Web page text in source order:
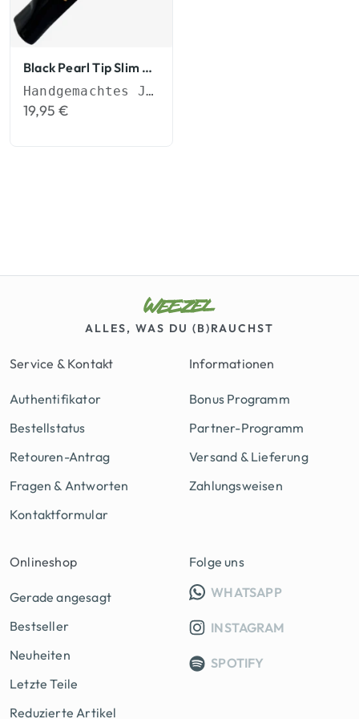
Black Pearl Tip Slim Tips
Handgemachtes Joint-Mundstück (6mm)
19,95€
ALLES, WAS DU (B)RAUCHST
Service & Kontakt
Authentifikator
Bestellstatus
Retouren-Antrag
Fragen & Antworten
Kontaktformular
Informationen
Bonus Programm
Partner-Programm
Versand & Lieferung
Zahlungsweisen
Onlineshop
Gerade angesagt
Bestseller
Neuheiten
Letzte Teile
Reduzierte Artikel
Folge uns
WHATSAPPINFO
INSTAGRAM
SPOTIFY